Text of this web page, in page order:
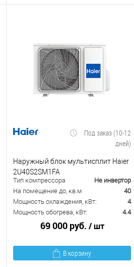
Под заказ (10-12
дней)
Наружный блок мультисплит Haier
2U40S2SM1FA
Тип компрессора
Не инвертор
На помещение до, кв.м
40
Мощность охлаждения, кВт:
4
Мощность обогрева, кВт:
4.4
69 000 руб. / шт
В корзину